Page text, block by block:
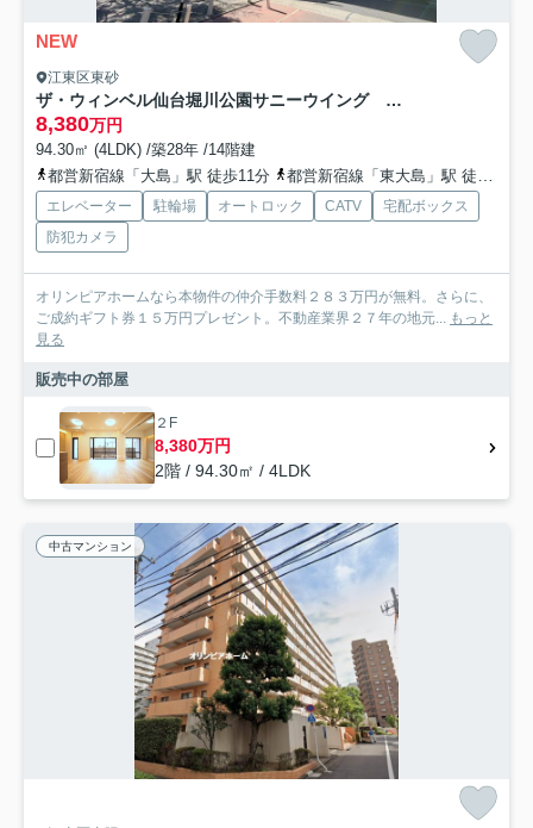
NEW
江東区東砂
ザ・ウィンベル仙台堀川公園サニーウイング リ ノベーション済
8,380万円
94.30㎡ (4LDK) /築28年 /14階建
都営新宿線「大島」駅 徒歩11分
都営新宿線「東大島」駅 徒歩12分
エレベーター 駐輪場 オートロック CATV
宅配ボックス
防犯カメラ
オリンピアホームなら本物件の仲介手数料２８３万円が無料。さらに、
ご成約ギフト券１５万円プレゼント。不動産業界２７年の地元... もっと
見る
販売中の部屋
２F
8,380万円
2階 / 94.30㎡ / 4LDK
中古マンション